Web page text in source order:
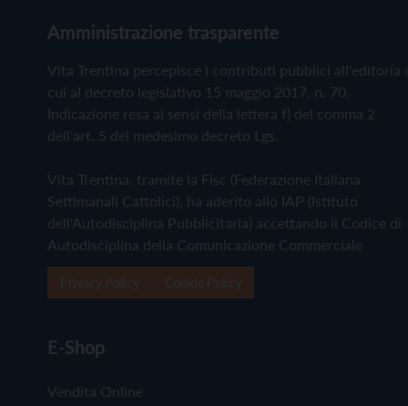
Amministrazione trasparente
Vita Trentina percepisce i contributi pubblici all'editoria
cui al decreto legislativo 15 maggio 2017, n. 70.
Indicazione resa ai sensi della lettera f) del comma 2
dell'art. 5 del medesimo decreto Lgs.
Vita Trentina, tramite la Fisc (Federazione Italiana
Settimanali Cattolici), ha aderito allo IAP (Istituto
dell'Autodisciplina Pubblicitaria) accettando il Codice di
Autodisciplina della Comunicazione Commerciale
E-Shop
Vendita Online